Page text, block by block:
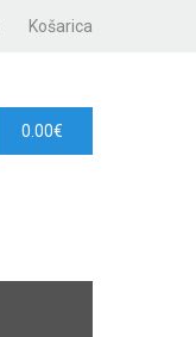
Košarica
0.00€